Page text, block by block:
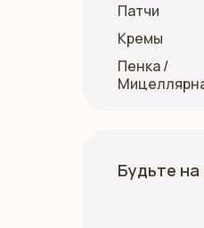
Пенка /
Патчи
Кремы
Будьте на